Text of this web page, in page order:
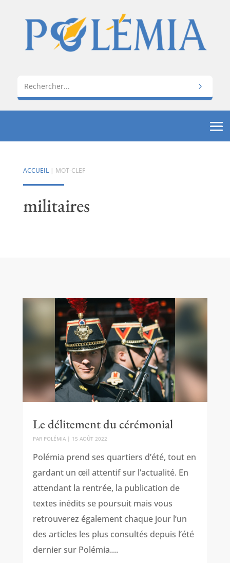
ACCUEIL| MOT-CLEF
militaires
Le délitement du cérémonial
PAR POLÉMIA| 15 AOÛT 2022
Polémia prend ses quartiers d’été, tout en
gardant un œil attentif sur l’actualité. En
attendant la rentrée, la publication de
textes inédits se poursuit mais vous
retrouverez également chaque jour l’un
des articles les plus consultés depuis l’été
dernier sur Polémia....